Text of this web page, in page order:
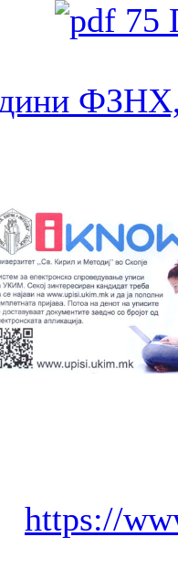
75
https://